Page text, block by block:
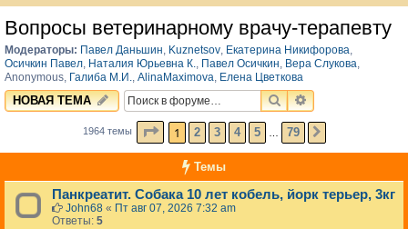
Вопросы ветеринарному врачу-терапевту
Модераторы: Павел Даньшин, Kuznetsov, Екатерина Никифорова,
Осичкин Павел, Наталия Юрьевна К., Павел Осичкин, Вера Слукова,
Anonymous, Галиба М.И., AlinaMaximova, Елена Цветкова
НОВАЯ ТЕМА ПОИСКРАСШИРЕННЫЙ
1964 темы СТРАНИЦА ИЗ79
1 2 3 4 5 79
Темы
Панкреатит. Собака 10 лет кобель, йорк терьер, 3кг
John68 « Пт авг 07, 2026 7:32 am
Ответы: 5